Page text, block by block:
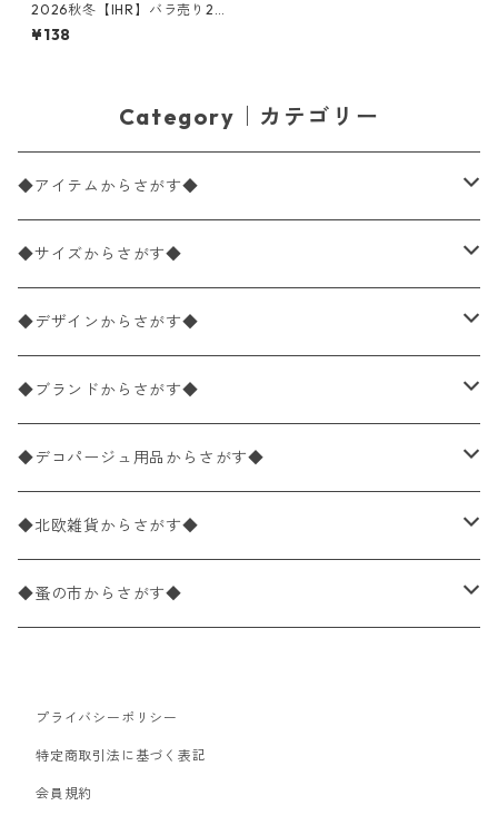
2026秋冬【IHR】バラ売り2枚
ランチサイズ ペーパーナプキ
ン Minou ホワイト
¥138
Category｜カテゴリー
◆アイテムからさがす◆
ペーパーナプキン2枚バラ売り
ペーパーナプキン1枚バラ売り
ペーパーナプキン20枚入りパック
ペーパーナプキン10枚入りパック
ライスペーパー
ペーパーリネンナプキン
ワックスペーパー
デコパージュ用品
◆サイズからさがす◆
33×33cm（ランチサイズ）
バラ売り
パック売り
25×25cm（カクテルサイズ）
バラ売り
パック売り
40×40cm（ディナーサイズ）
バラ売り
パック売り
21×21cm（ポケットサイズ）
バラ売り
33cm（ラウンド）
◆デザインからさがす◆
花柄
植物・グリーン柄
動物・鳥・昆虫・蝶柄
海・魚柄
食べ物・フルーツ・野菜・ドリンク柄
食器・カトラリー柄
◆ブランドからさがす◆
ドイツ製 IHR/イア
ランチサイズ
カクテルサイズ
ドイツ製 Ambiente/アンビエンテ
ランチサイズ
ドイツ製 Paperproducts Design
カクテルサイズ
ランチサイズ
カクテルサイズ
ドイツ製 ti-flair/ティーフレア
ランチサイズ
ドイツ製 PAW/パウ
◆デコパージュ用品からさがす◆
デコパージュ液
デコパージュ下地
デコパージュはさみ
3Dデコパージュ
◆北欧雑貨からさがす◆
シリコンモールド
トレイ
ポスター・カレンダー
◆蚤の市からさがす◆
北欧雑貨
デコパージュ用品
プライバシーポリシー
特定商取引法に基づく表記
会員規約